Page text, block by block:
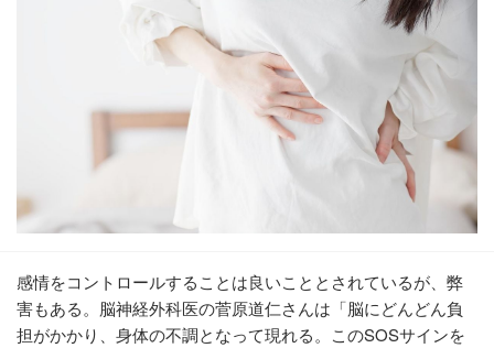
感情をコントロールすることは良いこととされているが、弊
害もある。脳神経外科医の菅原道仁さんは「脳にどんどん負
担がかかり、身体の不調となって現れる。このSOSサインを